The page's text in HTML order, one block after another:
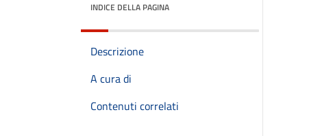
INDICE DELLA PAGINA
Descrizione
A cura di
Contenuti correlati